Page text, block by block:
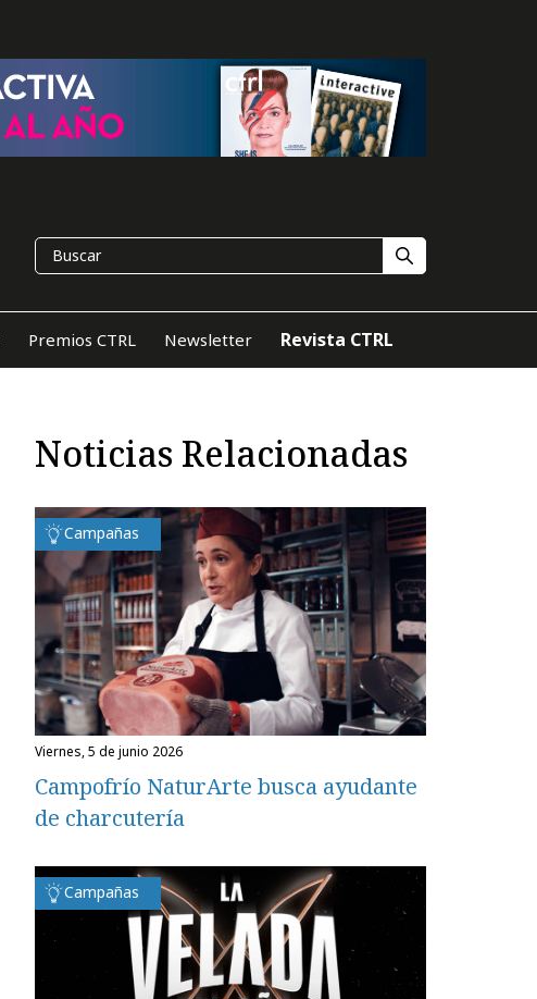
Premios CTRL Newsletter Revista CTRL
Noticias Relacionadas
Campañas
viernes, 5 de junio 2026
Campofrío NaturArte busca ayudante
de charcutería
Campañas